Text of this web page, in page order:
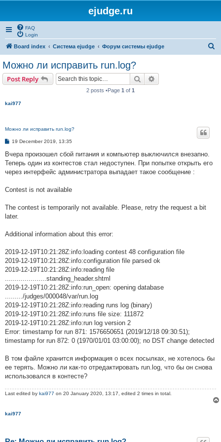
ejudge.ru
FAQ
Login
Board index Система ejudge Форум системы ejudge
Можно ли исправить run.log?
Post Reply Search
2 posts •Page 1 of 1
kai977
Можно ли исправить run.log?
P
s
19 December 2019, 13:35
Вчера произошел сбой питания и компьютер выключился внезапно.
Теперь один из контестов стал недоступен. При попытке открыть его
через интерфейс администратора выпадает такое сообщение :
Contest is not available
The contest is temporarily not available. Please, retry the request a bit
later.
Additional information about this error:
2019-12-19T10:21:28Z:info:loading contest 48 configuration file
2019-12-19T10:21:28Z:info:configuration file parsed ok
2019-12-19T10:21:28Z:info:reading file
.....................standing_header.shtml
2019-12-19T10:21:28Z:info:run_open: opening database
........./judges/000048/var/run.log
2019-12-19T10:21:28Z:info:reading runs log (binary)
2019-12-19T10:21:28Z:info:runs file size: 111872
2019-12-19T10:21:28Z:info:run log version 2
Error: timestamp for run 871: 1576650651 (2019/12/18 09:30:51);
timestamp for run 872: 0 (1970/01/01 03:00:00); no DST change detected
В том файле хранится информация о всех посылках, не хотелось бы
ее терять. Можно ли как-то отредактировать run.log, что бы он снова
использовался в контесте?
Last edited by kai977 on 20 January 2020, 13:17, edited 2 times in total.
kai977